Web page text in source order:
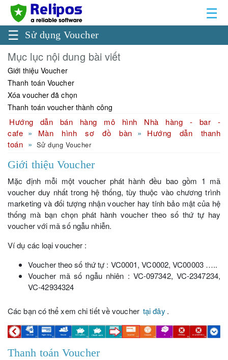
☰
☰ Sử dụng Voucher
Mục lục nội dung bài viết
Giới thiệu Voucher
Thanh toán Voucher
Xóa voucher đã chọn
Thanh toán voucher thành công
Hướng dẫn bán hàng mô hình Nhà hàng - bar -
cafe
Màn hình sơ đồ bàn
Hướng dẫn thanh
toán
Sử dụng Voucher
Giới thiệu Voucher
Mặc định mỗi một voucher phát hành đều bao gồm 1 mã
voucher duy nhất trong hệ thống, tùy thuộc vào chương trình
marketing và đối tượng nhận voucher hay tính bảo mật của hệ
thống mà bạn chọn phát hành voucher theo số thứ tự hay
voucher với mã số ngẫu nhiễn.
Ví dụ các loại voucher :
Voucher theo số thứ tự : VC0001, VC0002, VC00003 …..
Voucher mã số ngẫu nhiên : VC-097342, VC-2347234,
VC-42934324
Các bạn có thể xem chi tiết về voucher tại đây .
Thanh toán Voucher